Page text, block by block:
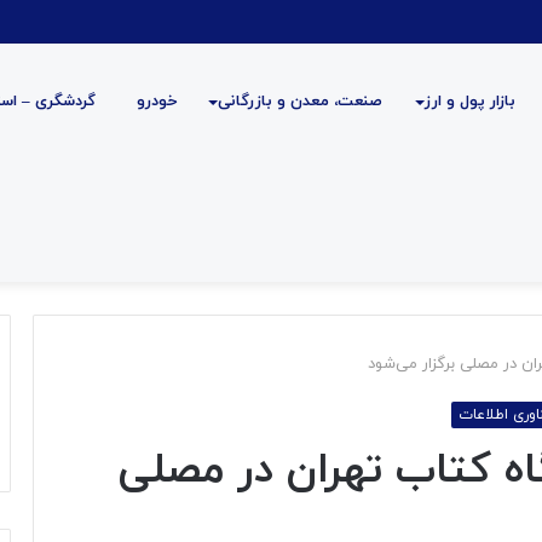
بازار پول و ارز صنعت، معدن و بازرگانی خودرو گردشگری –
در مصلی برگزار می‌شود
اطلاعات
کتاب تهران در مصلی